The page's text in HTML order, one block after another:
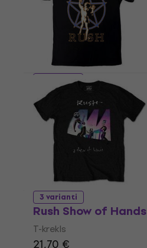
21,70 €
Ir noliktavā
5 varianti
Rush Starman Glow
T-krekls
21,70 €
Ir noliktavā
3 varianti
Rush Show of Hands
T-krekls
21,70 €